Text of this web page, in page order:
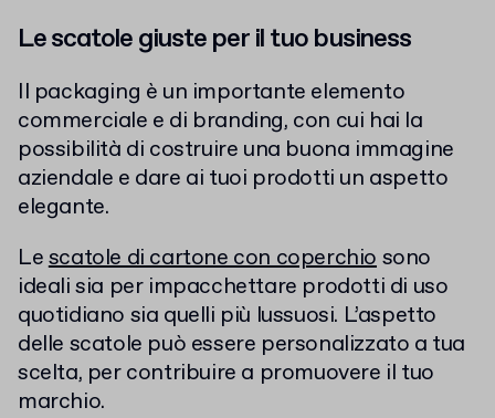
Le scatole giuste per il tuo business
Il packaging è un importante elemento
commerciale e di branding, con cui hai la
possibilità di costruire una buona immagine
aziendale e dare ai tuoi prodotti un aspetto
elegante.
Lescatole di cartone con coperchiosono
ideali sia per impacchettare prodotti di uso
quotidiano sia quelli più lussuosi. L’aspetto
delle scatole può essere personalizzato a tua
scelta, per contribuire a promuovere il tuo
marchio.